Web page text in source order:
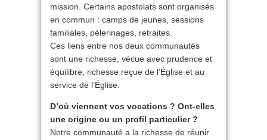
mission. Certains apostolats sont organisés
en commun : camps de jeunes, sessions
familiales, pèlerinages, retraites.
Ces liens entre nos deux communautés
sont une richesse, vécue avec prudence et
équilibre, richesse reçue de l’Église et au
service de l’Église.
D’où viennent vos vocations ? Ont-elles
une origine ou un profil particulier ?
Notre communauté a la richesse de réunir